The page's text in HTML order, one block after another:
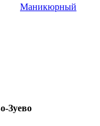
Маникюрный
Зуево